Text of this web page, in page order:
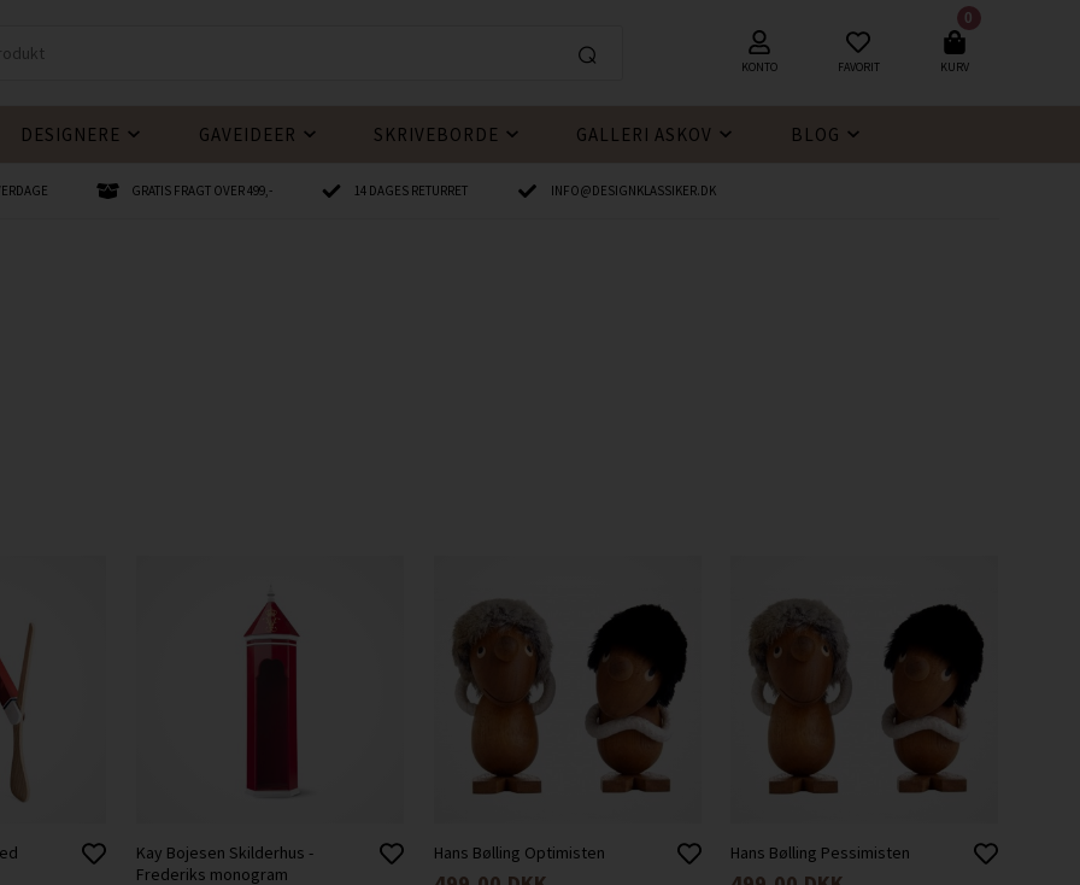
KONTO FAVORIT
0
KURV
DESIGNERE GAVEIDEER SKRIVEBORDE GALLERI ASKOV BLOG
GRATIS FRAGT OVER 499,- 14 DAGES RETURRET INFO@DESIGNKLASSIKER.DK
Kay Bojesen Skilderhus -
Frederiks monogram
Hans Bølling Optimisten Hans Bølling Pessimisten